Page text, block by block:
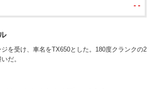
- -
を受け、車名をTX650とした。180度クランクの2
だ。